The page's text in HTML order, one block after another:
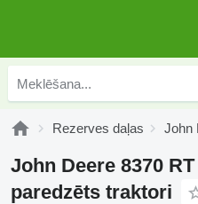
Rezerves daļas John
John Deere 8370
paredzēts traktori